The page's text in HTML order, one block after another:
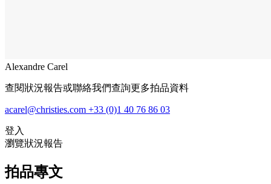
Alexandre Carel
查閱狀況報告或聯絡我們查詢更多拍品資料
acarel@christies.com +33 (0)1 40 76 86 03
登入
瀏覽狀況報告
拍品專文